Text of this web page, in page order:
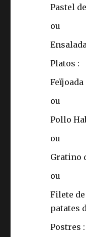
Pastel
ou
Platos :
ou
Pollo
ou
Gratino
ou
Filete
patates
Postres